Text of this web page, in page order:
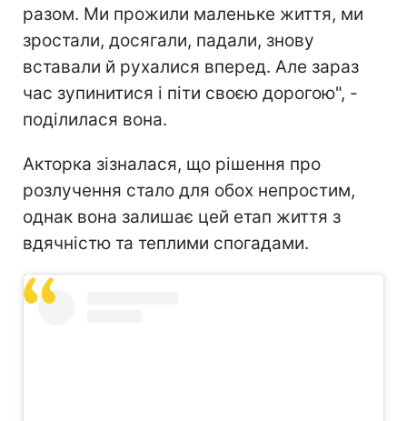
разом. Ми прожили маленьке життя, ми
зростали, досягали, падали, знову
вставали й рухалися вперед. Але зараз
час зупинитися і піти своєю дорогою", -
поділилася вона.
Акторка зізналася, що рішення про
розлучення стало для обох непростим,
однак вона залишає цей етап життя з
вдячністю та теплими спогадами.